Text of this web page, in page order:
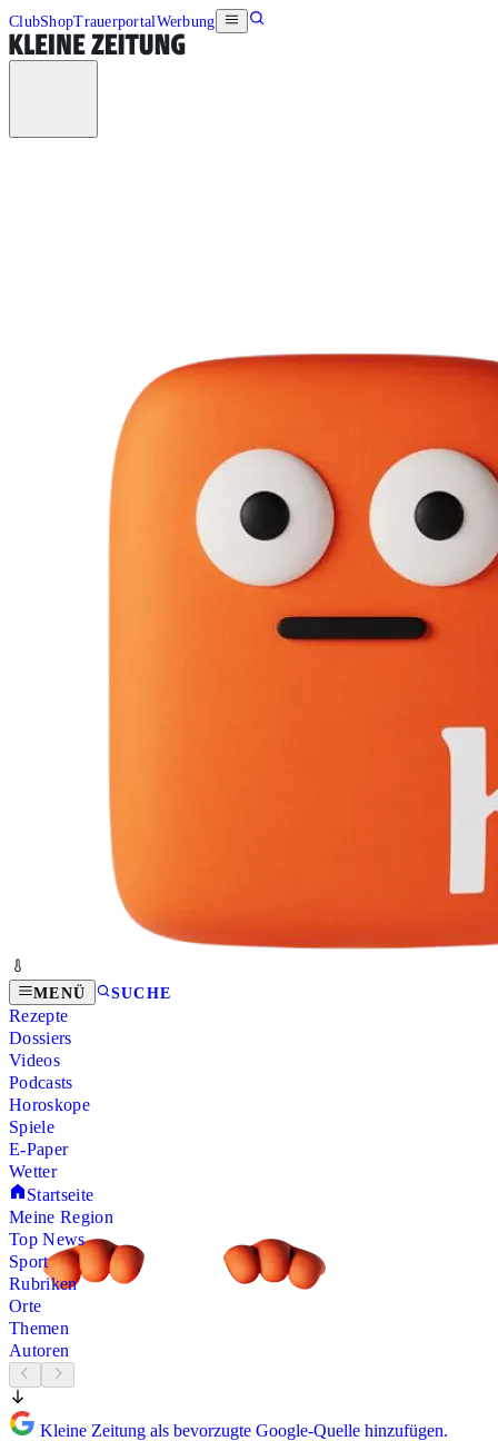
ClubShopTrauerportalWerbung
MENÜ SUCHE
Rezepte
Dossiers
Videos
Podcasts
Horoskope
Spiele
E-Paper
Wetter
Startseite
Meine Region
Top News
Sport
Rubriken
Orte
Themen
Autoren
Kleine Zeitung als bevorzugte Google-Quelle hinzufügen.